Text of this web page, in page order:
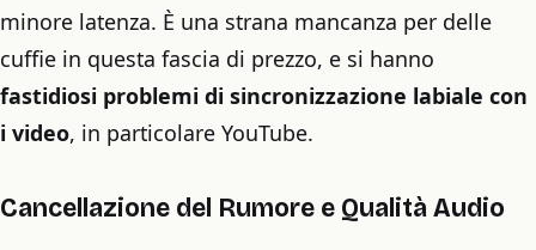
minore latenza. È una strana mancanza per delle
cuffie in questa fascia di prezzo, e si hanno
fastidiosi problemi di sincronizzazione labiale con
i video, in particolare YouTube.
Cancellazione del Rumore e Qualità Audio